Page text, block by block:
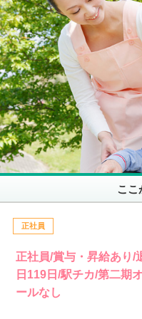
ここ
正社員
正社員/賞与・昇給あり/
日119日/駅チカ/第二期
ールなし